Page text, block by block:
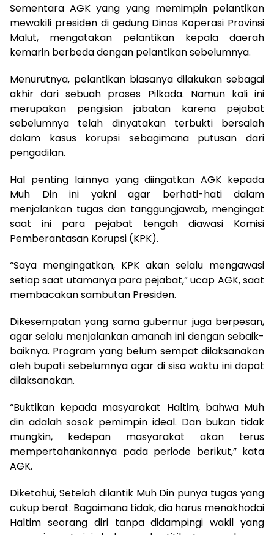
Sementara AGK yang yang memimpin pelantikan
mewakili presiden di gedung Dinas Koperasi Provinsi
Malut, mengatakan pelantikan kepala daerah
kemarin berbeda dengan pelantikan sebelumnya.
Menurutnya, pelantikan biasanya dilakukan sebagai
akhir dari sebuah proses Pilkada. Namun kali ini
merupakan pengisian jabatan karena pejabat
sebelumnya telah dinyatakan terbukti bersalah
dalam kasus korupsi sebagimana putusan dari
pengadilan.
Hal penting lainnya yang diingatkan AGK kepada
Muh Din ini yakni agar berhati-hati dalam
menjalankan tugas dan tanggungjawab, mengingat
saat ini para pejabat tengah diawasi Komisi
Pemberantasan Korupsi (KPK).
“Saya mengingatkan, KPK akan selalu mengawasi
setiap saat utamanya para pejabat,” ucap AGK, saat
membacakan sambutan Presiden.
Dikesempatan yang sama gubernur juga berpesan,
agar selalu menjalankan amanah ini dengan sebaik-
baiknya. Program yang belum sempat dilaksanakan
oleh bupati sebelumnya agar di sisa waktu ini dapat
dilaksanakan.
“Buktikan kepada masyarakat Haltim, bahwa Muh
din adalah sosok pemimpin ideal. Dan bukan tidak
mungkin, kedepan masyarakat akan terus
mempertahankannya pada periode berikut,” kata
AGK.
Diketahui, Setelah dilantik Muh Din punya tugas yang
cukup berat. Bagaimana tidak, dia harus menakhodai
Haltim seorang diri tanpa didampingi wakil yang